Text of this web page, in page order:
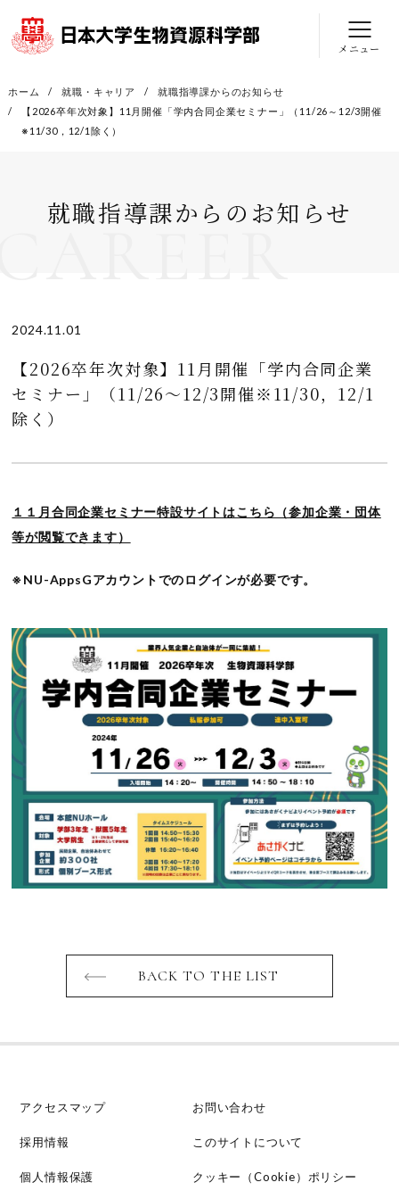
メニュー
ホーム 就職・キャリア
就職指導課からのお知らせ
【2026卒年次対象】11月開催「学内合同企業セミナー」（11/26～12/3開催
※11/30，12/1除く）
就職指導課からのお知らせ
2024.11.01
【2026卒年次対象】11月開催「学内合同企業
セミナー」（11/26～12/3開催※11/30，12/1
除く）
１１月合同企業セミナー特設サイトはこちら（参加企業・団体
等が閲覧できます）
※NU-AppsGアカウントでのログインが必要です。
BACK TO THE LIST
アクセスマップ お問い合わせ
採用情報 このサイトについて
個人情報保護 クッキー（Cookie）ポリシー